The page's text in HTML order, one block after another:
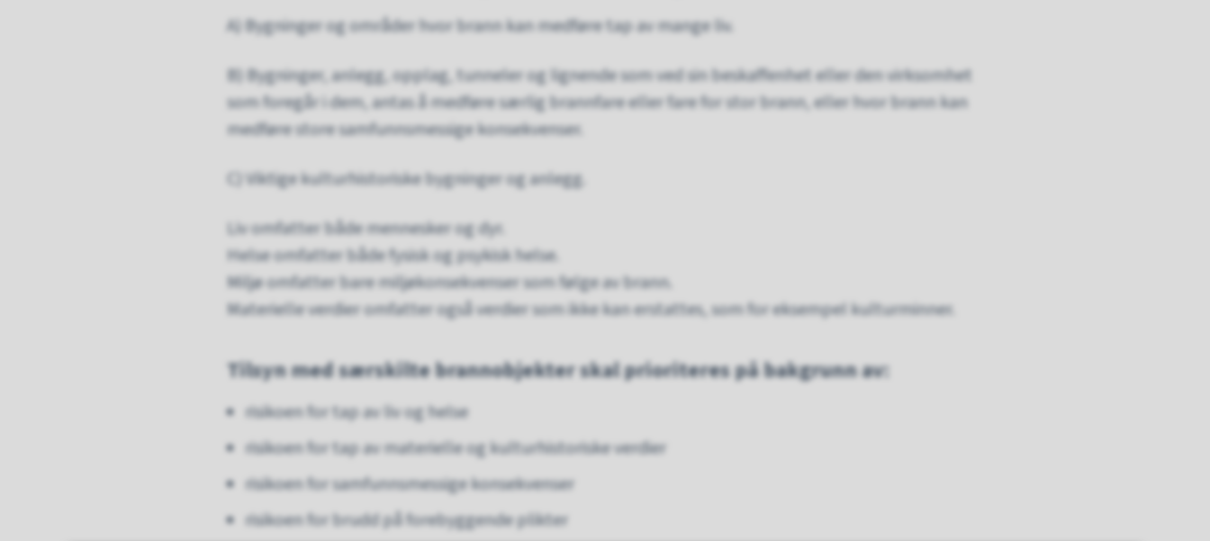
A) Bygninger og områder hvor brann kan medføre tap av mange liv.
B) Bygninger, anlegg, opplag, tunneler og lignende som ved sin beskaffenhet eller den virksomhet
som foregår i dem, antas å medføre særlig brannfare eller fare for stor brann, eller hvor brann kan
medføre store samfunnsmessige konsekvenser.
C) Viktige kulturhistoriske bygninger og anlegg.
Liv omfatter både mennesker og dyr.
Helse omfatter både fysisk og psykisk helse.
Miljø omfatter bare miljøkonsekvenser som følge av brann.
Materielle verdier omfatter også verdier som ikke kan erstattes, som for eksempel kulturminner.
Tilsyn med særskilte brannobjekter skal prioriteres på bakgrunn av:
risikoen for tap av liv og helse
risikoen for tap av materielle og kulturhistoriske verdier
risikoen for samfunnsmessige konsekvenser
risikoen for brudd på forebyggende plikter